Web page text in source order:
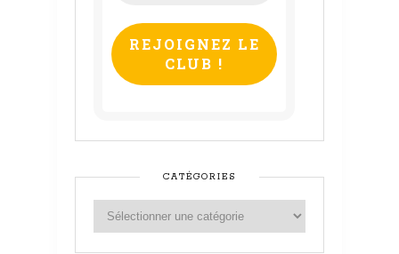
*
CATÉGORIES